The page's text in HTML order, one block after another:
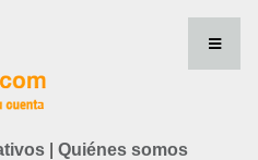
Quiénes somos